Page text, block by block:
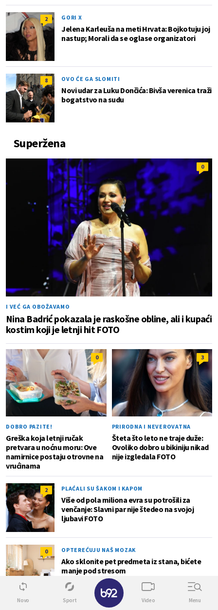
2 GORI X
Jelena Karleuša na meti Hrvata: Bojkotuju joj
nastup; Morali da se oglase organizatori
8 OVO ĆE GA SLOMITI
Novi udar za Luku Dončića: Bivša verenica traži
bogatstvo na sudu
Superžena
0
I VEĆ GA OBOŽAVAMO
Nina Badrić pokazala je raskošne obline, ali i kupaći
kostim koji je letnji hit FOTO
0
DOBRO PAZITE!
Greška koja letnji ručak
pretvara u noćnu moru: Ove
namirnice postaju otrovne na
vrućinama
3
PRIRODNA I NEVEROVATNA
Šteta što leto ne traje duže:
Ovoliko dobro u bikiniju nikad
nije izgledala FOTO
2 PLAĆALI SU ŠAKOM I KAPOM
Više od pola miliona evra su potrošili za
venčanje: Slavni par nije štedeo na svojoj
ljubavi FOTO
0 OPTEREĆUJU NAŠ MOZAK
Ako sklonite pet predmeta iz stana, bićete
manje pod stresom
Novo Sport Video Menu
✕